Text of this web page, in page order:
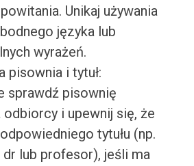
Unikaj używania
języka lub
wyrażeń.
pisownia i tytuł:
sprawdź pisownię
odbiorcy i upewnij się, że
tytułu (np.
dr lub profesor), jeśli ma